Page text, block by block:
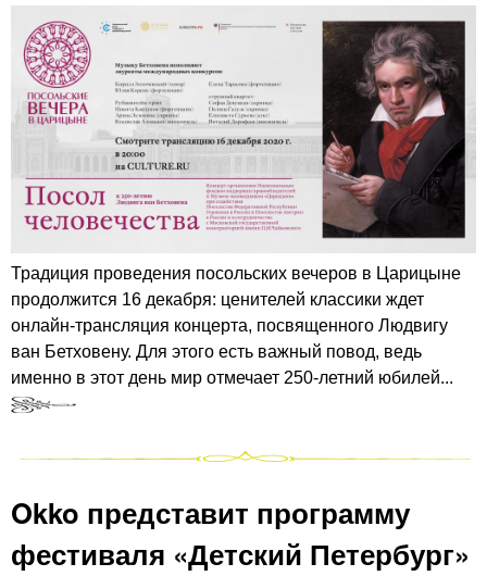
Традиция проведения посольских вечеров в Царицыне
продолжится 16 декабря: ценителей классики ждет
онлайн-трансляция концерта, посвященного Людвигу
ван Бетховену. Для этого есть важный повод, ведь
именно в этот день мир отмечает 250-летний юбилей...
Okko представит программу
фестиваля «Детский Петербург»